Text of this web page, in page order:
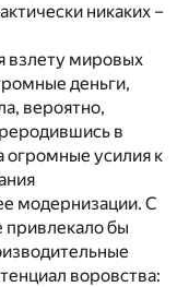
никаких –
взлету мировых
деньги,
вероятно,
в
огромные усилия к
модернизации. С
привлекало бы
воровства: